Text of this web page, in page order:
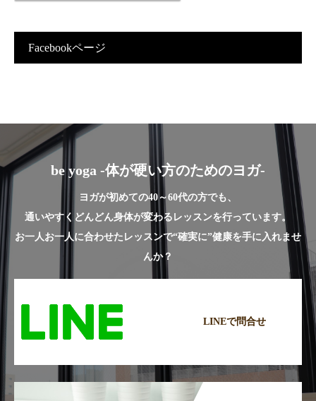
Facebookページ
be yoga -体が硬い方のためのヨガ-
ヨガが初めての40～60代の方でも、
通いやすくどんどん身体が変わるレッスンを行っています。
お一人お一人に合わせたレッスンで“確実に”健康を手に入れませ
んか？
LINEで問合せ